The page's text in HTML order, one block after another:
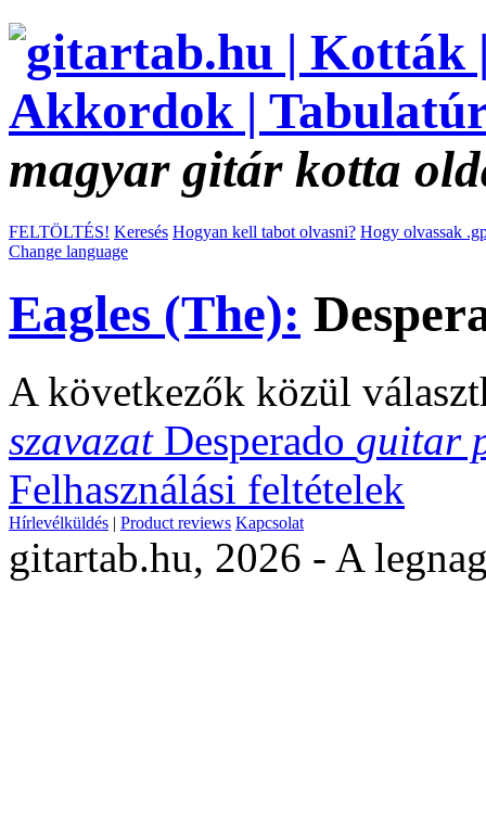
magyar gitár kotta
FELTÖLTÉS! Keresés Hogyan kell tabot olvasni? Hogy olvassak
Change language
Eagles (The):
A következők közül
szavazat Desperado guitar
Felhasználási feltételek
Hírlevélküldés | Product reviews Kapcsolat
gitartab.hu, 2026 - A